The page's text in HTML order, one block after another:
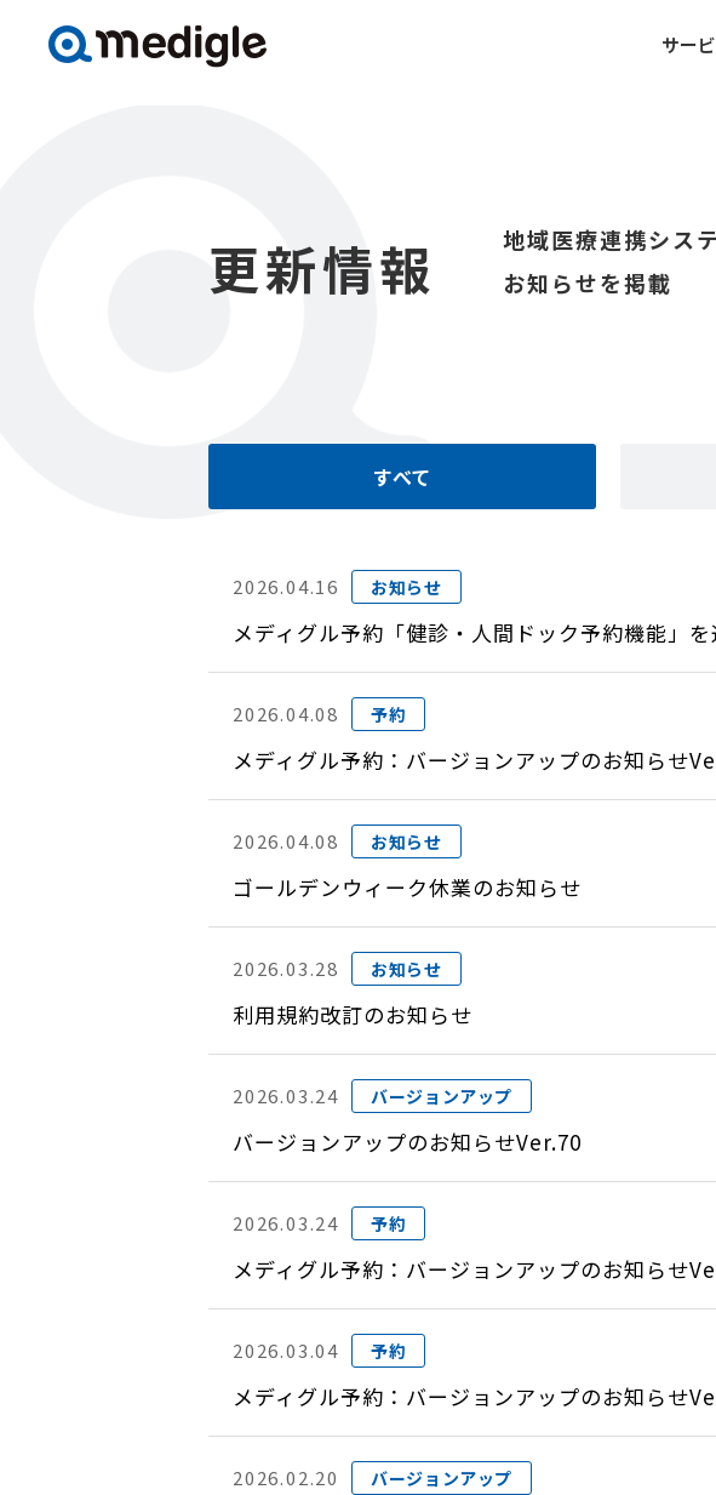
サー
更新情報
地域医療連携シス
お知らせを掲載
すべて
2026.04.16 お知らせ
メディグル予約「健診・人間ドック予約機能」を
2026.04.08 予約
メディグル予約：バージョンアップのお知らせ
2026.04.08 お知らせ
ゴールデンウィーク休業のお知らせ
2026.03.28 お知らせ
利用規約改訂のお知らせ
2026.03.24 バージョンアップ
バージョンアップのお知らせVer.70
2026.03.24 予約
メディグル予約：バージョンアップのお知らせ
2026.03.04 予約
メディグル予約：バージョンアップのお知らせ
2026.02.20 バージョンアップ